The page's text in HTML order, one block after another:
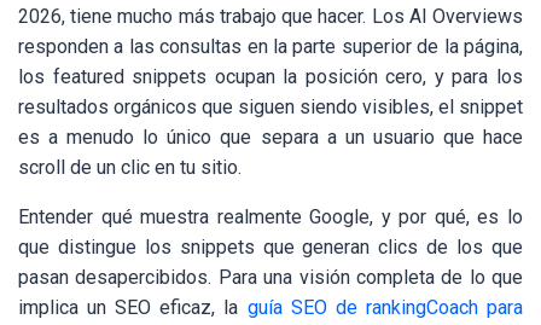
2026, tiene mucho más trabajo que hacer. Los AI Overviews
responden a las consultas en la parte superior de la página,
los featured snippets ocupan la posición cero, y para los
resultados orgánicos que siguen siendo visibles, el snippet
es a menudo lo único que separa a un usuario que hace
scroll de un clic en tu sitio.
Entender qué muestra realmente Google, y por qué, es lo
que distingue los snippets que generan clics de los que
pasan desapercibidos. Para una visión completa de lo que
implica un SEO eficaz, la guía SEO de rankingCoach para